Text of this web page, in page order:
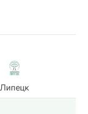
Липецк